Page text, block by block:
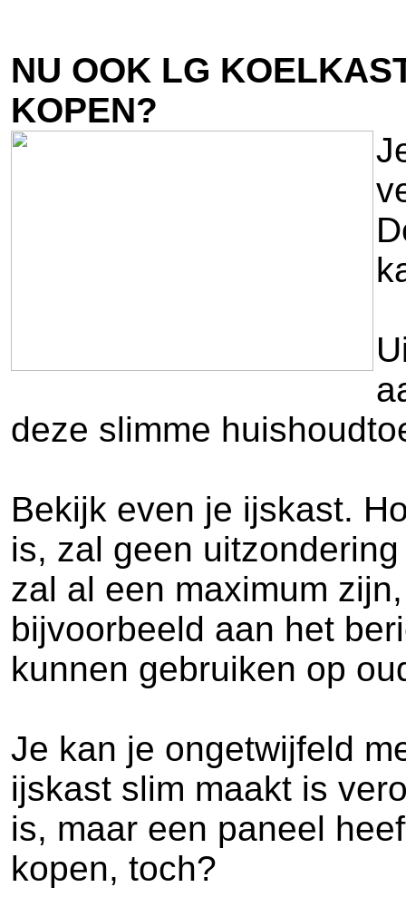
NU OOK LG
KOPEN?
deze slimme
Bekijk even je ijskast.
is, zal geen
zal al een maximum
bijvoorbeeld aan het
kunnen gebruiken op
Je kan je ongetwijfeld
ijskast slim maakt is
is, maar een paneel
kopen, toch?